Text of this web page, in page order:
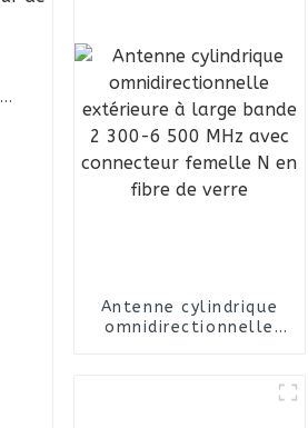
Antenne cylindrique
omnidirectionnelle
MHz avec connecteur
femelle N en fibre de